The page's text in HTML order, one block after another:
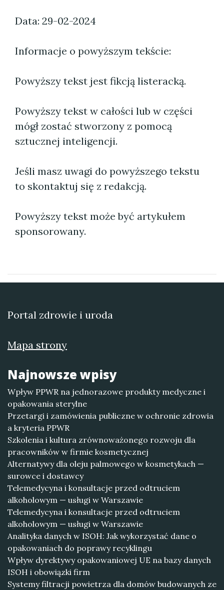
Data: 29-02-2024
Informacje o powyższym tekście:
Powyższy tekst jest fikcją listeracką.
Powyższy tekst w całości lub w części
mógł zostać stworzony z pomocą
sztucznej inteligencji.
Jeśli masz uwagi do powyższego tekstu
to skontaktuj się z redakcją.
Powyższy tekst może być artykułem
sponsorowany.
Portal zdrowie i uroda
Mapa strony
Najnowsze wpisy
Wpływ PPWR na jednorazowe produkty medyczne i
opakowania sterylne
Przetargi i zamówienia publiczne w ochronie zdrowia
a kryteria PPWR
Szkolenia i kultura zrównoważonego rozwoju dla
pracowników w firmie kosmetycznej
Alternatywy dla oleju palmowego w kosmetykach —
surowce i dostawcy
Telemedycyna i konsultacje przed odtruciem
alkoholowym — usługi w Warszawie
Telemedycyna i konsultacje przed odtruciem
alkoholowym — usługi w Warszawie
Analityka danych w ISOH: Jak wykorzystać dane o
opakowaniach do poprawy recyklingu
Wpływ dyrektywy opakowaniowej UE na bazy danych
ISOH i obowiązki firm
Systemy filtracji powietrza dla domów budowanych ze